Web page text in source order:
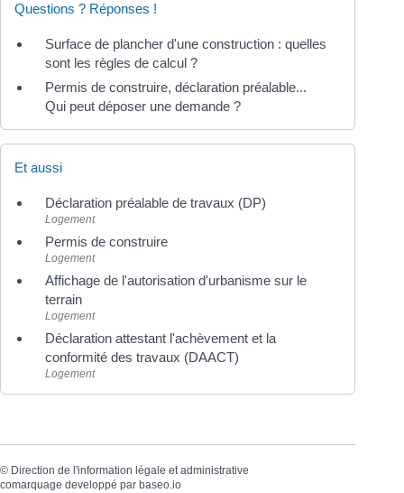
Questions ? Réponses !
Surface de plancher d'une construction : quelles
sont les règles de calcul ?
Permis de construire, déclaration préalable...
Qui peut déposer une demande ?
Et aussi
Déclaration préalable de travaux (DP)
Logement
Permis de construire
Logement
Affichage de l'autorisation d'urbanisme sur le
terrain
Logement
Déclaration attestant l'achèvement et la
conformité des travaux (DAACT)
Logement
© Direction de l'information légale et administrative
comarquage developpé par baseo.io